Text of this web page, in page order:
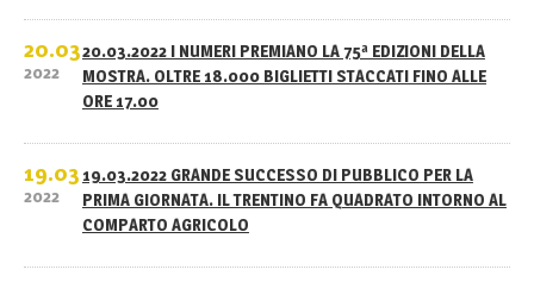
20.03
2022
20.03.2022 I NUMERI PREMIANO LA 75ª EDIZIONI DELLA
MOSTRA. OLTRE 18.000 BIGLIETTI STACCATI FINO ALLE
ORE 17.00
19.03
2022
19.03.2022 GRANDE SUCCESSO DI PUBBLICO PER LA
PRIMA GIORNATA. IL TRENTINO FA QUADRATO INTORNO AL
COMPARTO AGRICOLO